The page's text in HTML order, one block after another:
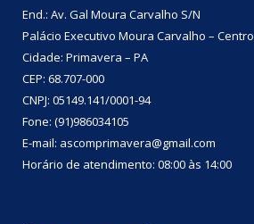
End.: Av. Gal Moura Carvalho S/N
Palácio Executivo Moura Carvalho – Centro
Cidade: Primavera – PA
CEP: 68.707-000
CNPJ: 05149.141/0001-94
Fone: (91)986034105
E-mail: ascomprimavera@gmail.com
Horário de atendimento: 08:00 às 14:00